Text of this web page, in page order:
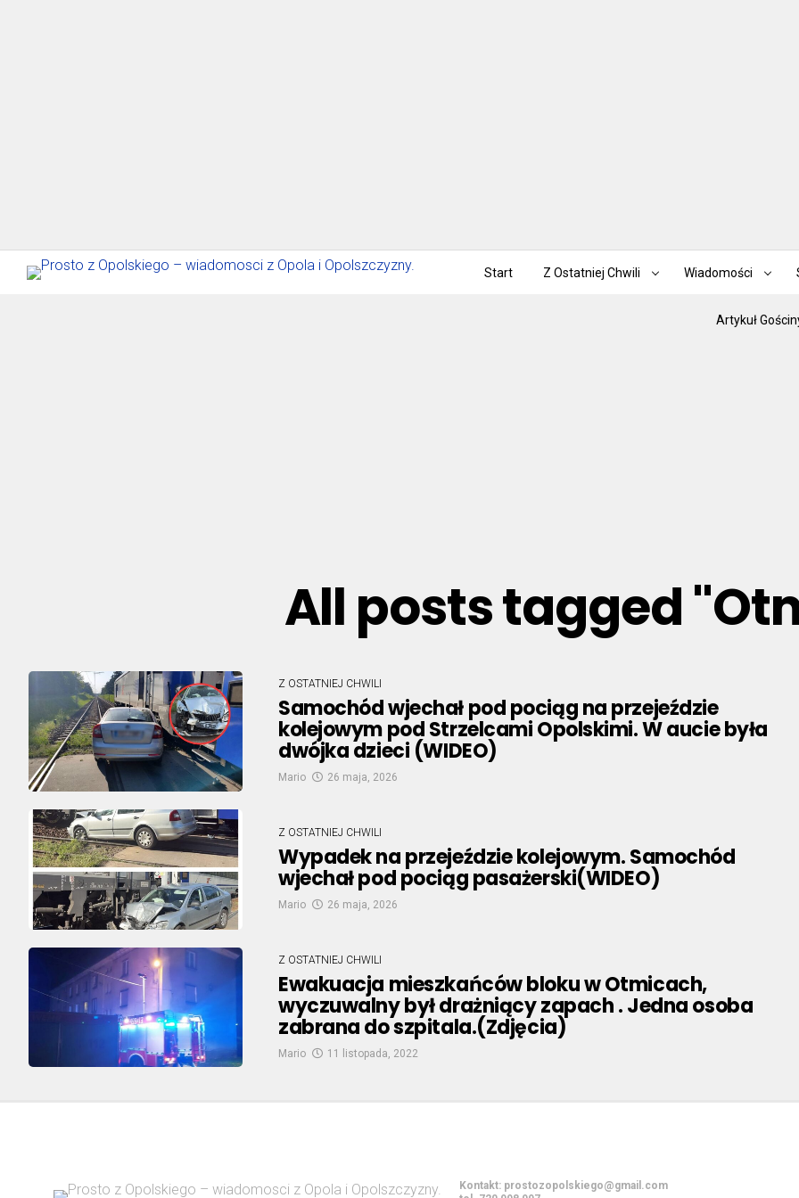
Start Z Ostatniej Chwili Wiadomości
Artykuł
All posts tagged
Z OSTATNIEJ CHWILI
Samochód wjechał pod pociąg na przejeździe
kolejowym pod Strzelcami Opolskimi. W aucie była
dwójka dzieci (WIDEO)
Mario 26 maja, 2026
Z OSTATNIEJ CHWILI
Wypadek na przejeździe kolejowym. Samochód
wjechał pod pociąg pasażerski(WIDEO)
Mario 26 maja, 2026
Z OSTATNIEJ CHWILI
Ewakuacja mieszkańców bloku w Otmicach,
wyczuwalny był drażniący zapach . Jedna osoba
zabrana do szpitala.(Zdjęcia)
Mario 11 listopada, 2022
Kontakt: prostozopolskiego@gmail.com